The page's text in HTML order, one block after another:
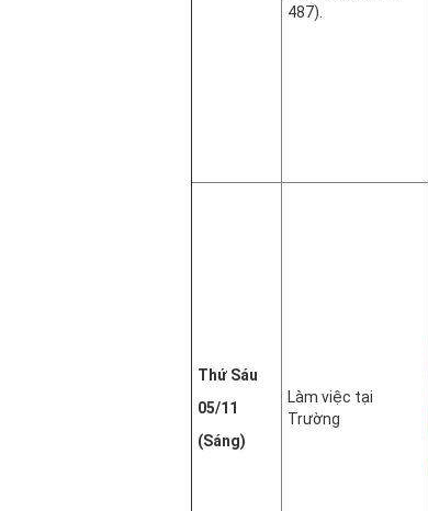
487).
Thứ Sáu
05/11
(Sáng)
Làm việc tại
Trường